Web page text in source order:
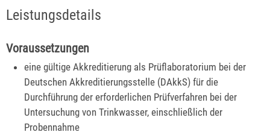
Leistungsdetails
Voraussetzungen
eine gültige Akkreditierung als Prüflaboratorium bei der
Deutschen Akkreditierungsstelle (DAkkS) für die
Durchführung der erforderlichen Prüfverfahren bei der
Untersuchung von Trinkwasser, einschließlich der
Probennahme